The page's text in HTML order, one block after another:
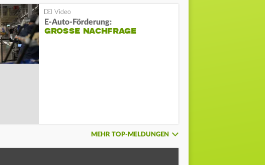
E-Auto-Förderung:
GROSSE NACHFRAGE
MEHR TOP-MELDUNGEN